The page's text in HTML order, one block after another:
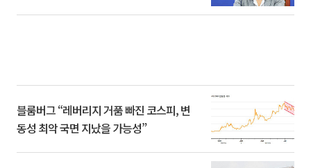
블룸버그 “레버리지 거품 빠진 코스피, 변
동성 최악 국면 지났을 가능성”